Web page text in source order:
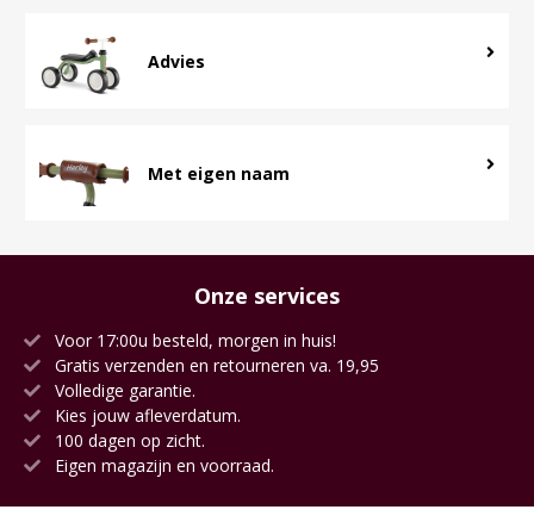
Advies
Met eigen naam
Onze services
Voor 17:00u besteld, morgen in huis!
Gratis verzenden en retourneren va. 19,95
Volledige garantie.
Kies jouw afleverdatum.
100 dagen op zicht.
Eigen magazijn en voorraad.